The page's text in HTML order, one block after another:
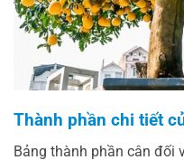
Thành phần chi tiết
Bảng thành phần cân đối